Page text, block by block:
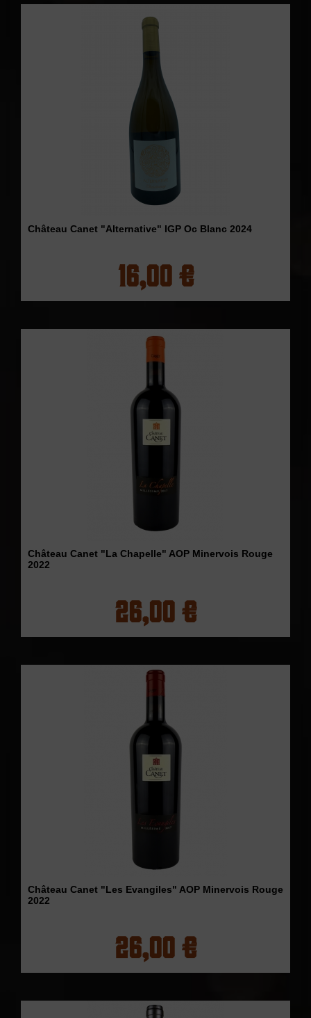
Château Canet "Alternative" IGP Oc Blanc 2024
16,00 €
Château Canet "La Chapelle" AOP Minervois Rouge
2022
26,00 €
Château Canet "Les Evangiles" AOP Minervois Rouge
2022
26,00 €